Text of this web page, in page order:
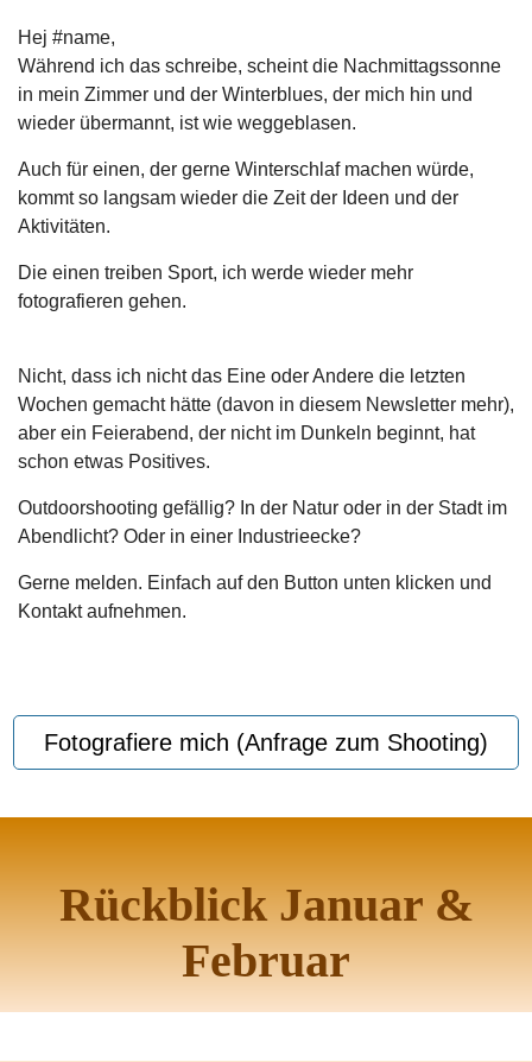
Hej #name,
Während ich das schreibe, scheint die Nachmittagssonne
in mein Zimmer und der Winterblues, der mich hin und
wieder übermannt, ist wie weggeblasen.
Auch für einen, der gerne Winterschlaf machen würde,
kommt so langsam wieder die Zeit der Ideen und der
Aktivitäten.
Die einen treiben Sport, ich werde wieder mehr
fotografieren gehen.
Nicht, dass ich nicht das Eine oder Andere die letzten
Wochen gemacht hätte (davon in diesem Newsletter mehr),
aber ein Feierabend, der nicht im Dunkeln beginnt, hat
schon etwas Positives.
Outdoorshooting gefällig? In der Natur oder in der Stadt im
Abendlicht? Oder in einer Industrieecke?
Gerne melden. Einfach auf den Button unten klicken und
Kontakt aufnehmen.
Fotografiere mich (Anfrage zum Shooting)
Rückblick Januar &
Februar